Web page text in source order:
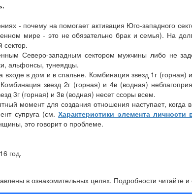
- почему на помогает активация Юго-западного
мире - это не обязательно брак и семья). На
Северо-западным сектором мужчины либо не
альфонсы, тунеядцы.
входе в дом и в спальне. Комбинация звезд 1г
звезд 2г (горная) и 4в (водная)
3г (горная) и 3в (водная) несет ссоры всем.
момент для создания отношения наступает, когда
супруга (см.Характеристики элемента личности
это говорит о проблеме.
год.
в ознакомительных целях. Подробности читайте и